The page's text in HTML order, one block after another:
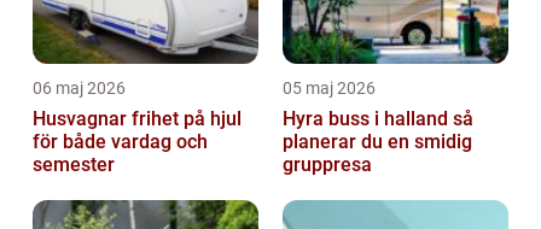
06 maj 2026
Husvagnar frihet på hjul
för både vardag och
semester
05 maj 2026
Hyra buss i halland så
planerar du en smidig
gruppresa